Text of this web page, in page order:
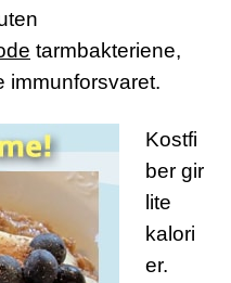
tarmbakteriene,
immunforsvaret.
Kostfi
ber gir
lite
kalori
er.